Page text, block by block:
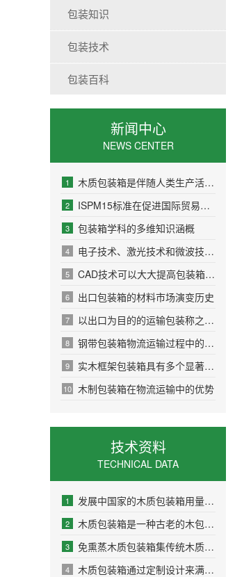
包装知识
包装技术
包装百科
新闻中心
NEWS CENTER
1 木质包装箱是伴随人类生产活动发展而来的自然产物
2 ISPM15标准在促进国际贸易方面发挥着重要作用
3 包装箱学科的多维知识涵概
4 电子技术、激光技术和微波技术在包装箱工业中已广泛应用
5 CAD技术可以大大提高包装箱设计的效率和质量
6 出口包装箱的材料市场演变历史
7 以出口为目的的运输包装称之为出口包装箱
8 钢带包装箱物流运输过程中的优点有哪些
9 实木框架包装箱具有多个显著的优点
10 木制包装箱在物流运输中的优势
技术资料
TECHNICAL DATA
1 发展中国家的木质包装箱用量比发达国家大得多
2 木质包装箱是一种古老的木包装系统
3 免熏蒸木质包装箱集传统木质包装和纸质包装优点于一身
4 木质包装箱通过定制设计来满足客户需求